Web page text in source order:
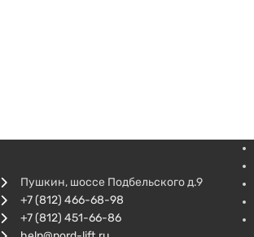
Пушкин, шоссе Подбельского д.9
+7 (812) 466-68-98
+7 (812) 451-66-86